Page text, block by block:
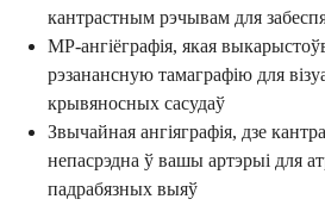
кантрастным рэчывам для
МР-ангіёграфія, якая
рэзанансную тамаграфію для
крывяносных сасудаў
Звычайная ангіяграфія, дзе
непасрэдна ў вашы артэрыі для
падрабязных выяў